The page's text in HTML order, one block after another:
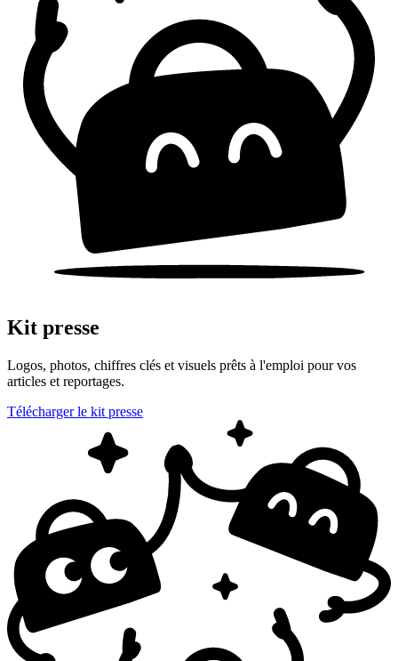
Kit presse
Logos, photos, chiffres clés et visuels prêts à l'emploi pour vos
articles et reportages.
Télécharger le kit presse